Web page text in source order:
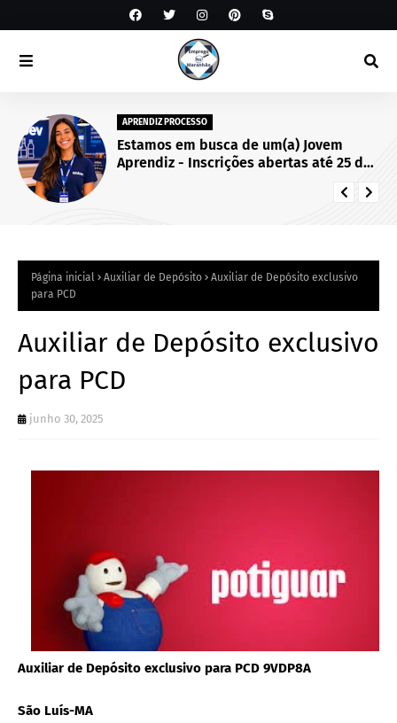
APRENDIZ PROCESSO
Estamos em busca de um(a) Jovem
Aprendiz - Inscrições abertas até 25 de
Página inicial Auxiliar de Depósito
Auxiliar de Depósito exclusivo
para PCD
Auxiliar de Depósito exclusivo
para PCD
junho 30, 2025
Auxiliar de Depósito exclusivo para PCD 9VDP8A
São Luís-MA